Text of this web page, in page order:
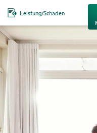
Leistung/Schaden